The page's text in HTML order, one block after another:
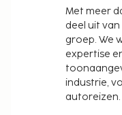
met ontbijt
We hebben alle
accommodatie aan
Met meer
deel uit
groep. We
expertise
industrie,
autoreizen.